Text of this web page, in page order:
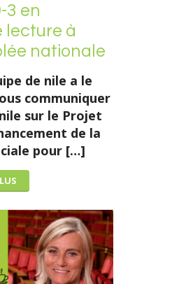
3 en
lecture à
nationale
de nile a le
communiquer
sur le Projet
de la
pour […]